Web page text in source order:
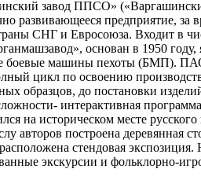
завод ППСО»
предприятие, за
СНГ и Евросоюза. Входит в
основан в 1950 году,
боевые машины пехоты (БМП).
цикл по освоению
образцов, до постановки
интерактивная
на историческом месте
авторов построена деревянная
стендовая
экскурсии и фольклорно-